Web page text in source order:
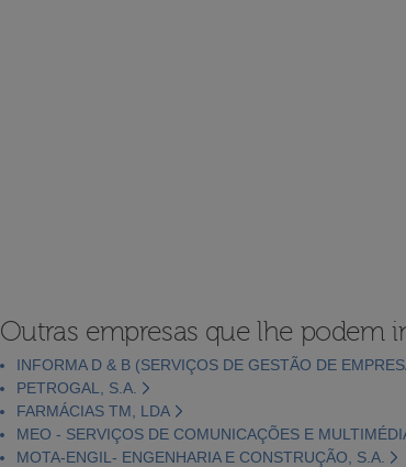
Outras empresas que lhe podem
INFORMA D & B (SERVIÇOS DE GESTÃO DE
PETROGAL, S.A.
FARMÁCIAS TM, LDA
MEO - SERVIÇOS DE COMUNICAÇÕES E
MOTA-ENGIL- ENGENHARIA E CONSTRUÇÃO, S.A.